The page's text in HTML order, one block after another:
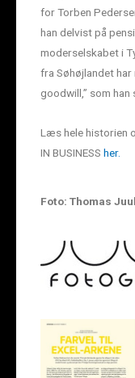
for Torben
han delvist på
moderselskabet i
fra Søhøjlandet
goodwill,” som han
Læs hele historien
IN BUSINESS her.
Foto: Thomas